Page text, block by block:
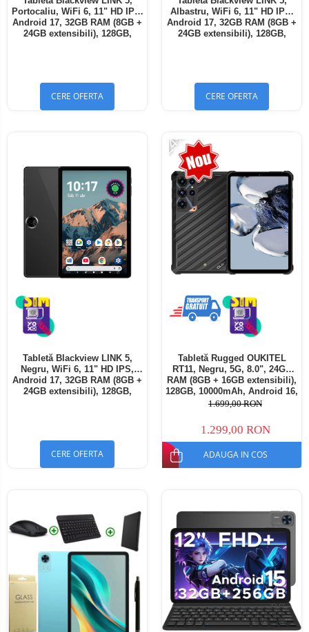
Portocaliu, WiFi 6, 11" HD IPS,
Android 17, 32GB RAM (8GB +
24GB extensibili), 128GB,
CERE OFERTA
Albastru, WiFi 6, 11" HD IPS,
Android 17, 32GB RAM (8GB +
24GB extensibili), 128GB,
CERE OFERTA
Tabletă Blackview LINK 5,
Negru, WiFi 6, 11" HD IPS,
Android 17, 32GB RAM (8GB +
24GB extensibili), 128GB,
CERE OFERTA
-24%
Tabletă Rugged OUKITEL
RT11, Negru, 5G, 8.0", 24GB
RAM (8GB + 16GB extensibili),
128GB, 10000mAh, Android 16,
Cameră 16MP AI, Dock
1.699,00 RON
1.299,00 RON
ADAUGA IN COS